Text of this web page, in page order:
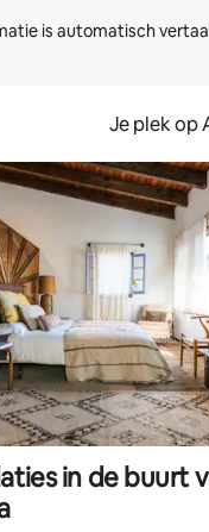
is automatisch
Je plek op
in de buurt